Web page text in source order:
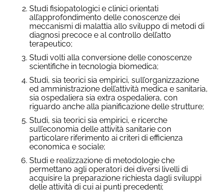
Studi fisiopatologici e clinici orientati
all’approfondimento delle conoscenze dei
meccanismi di malattia allo sviluppo di metodi di
diagnosi precoce e al controllo dell’atto
terapeutico;
Studi volti alla conversione delle conoscenze
scientifiche in tecnologia biomedica;
Studi, sia teorici sia empirici, sull’organizzazione
ed amministrazione dell’attività medica e sanitaria,
sia ospedaliera sia extra ospedaliera, con
riguardo anche alla pianificazione delle strutture;
Studi, sia teorici sia empirici, e ricerche
sull’economia delle attività sanitarie con
particolare riferimento ai criteri di efficienza
economica e sociale;
Studi e realizzazione di metodologie che
permettano agli operatori dei diversi livelli di
acquisire la preparazione richiesta dagli sviluppi
delle attività di cui ai punti precedenti;